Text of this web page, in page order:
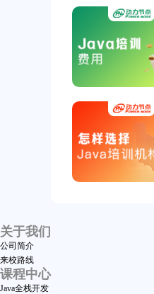
关于我们
公司简介
来校路线
课程中心
Java全栈开发